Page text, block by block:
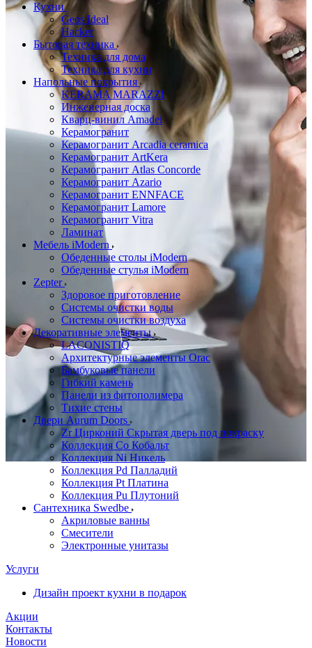
Кухни
Geos Ideal
Hacker
Бытовая техника
Техника для дома
Техника для кухни
Напольные покрытия
KERAMA MARAZZI
Инженерная доска
Кварц-винил Amadei
Керамогранит
Керамогранит Arcadia ceramica
Керамогранит ArtKera
Керамогранит Atlas Concorde
Керамогранит Azario
Керамогранит ENNFACE
Керамогранит Lamore
Керамогранит Vitra
Ламинат
Мебель iModern
Обеденные столы iModern
Обеденные стулья iModern
Zepter
Здоровое приготовление
Системы очистки воды
Системы очистки воздуха
Декоративные элементы
LACONISTIQ
Архитектурные элементы Orac
Бамбуковые панели
Гибкий камень
Панели из фитополимера
Тихие стены
Двери Aurum Doors
Zr Цирконий Скрытая дверь под покраску
Коллекция Co Кобальт
Коллекция Ni Никель
Коллекция Pd Палладий
Коллекция Pt Платина
Коллекция Pu Плутоний
Сантехника Swedbe
Акриловые ванны
Смесители
Электронные унитазы
Услуги
Дизайн проект кухни в подарок
Акции
Контакты
Новости